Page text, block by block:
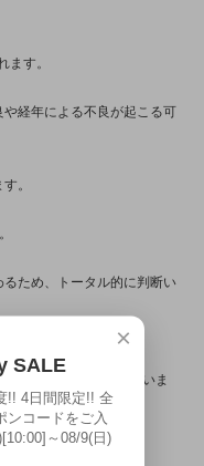
す。
経年による不良が起こる可
。
ため、トータル的に判断い
その際はご容赦くださいま
×
SALE
!! 4日間限定!! 全
ンコードをご入
～08/9(日)